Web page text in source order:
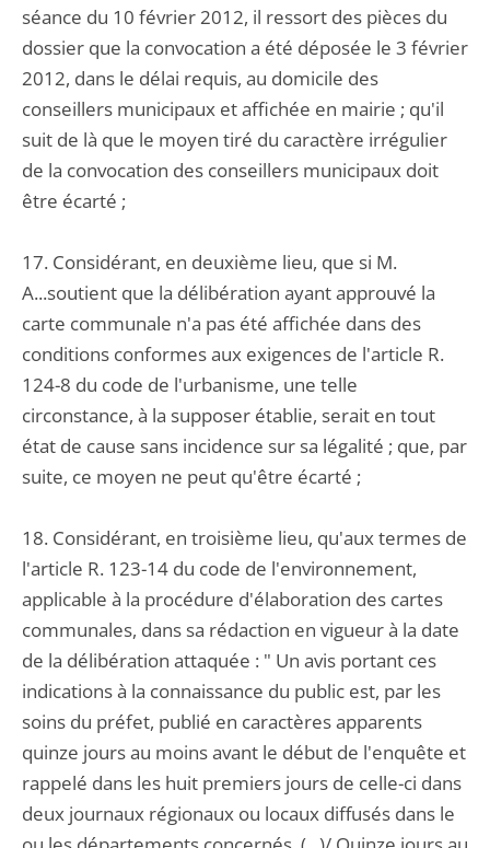
séance du 10 février 2012, il ressort des pièces du
dossier que la convocation a été déposée le 3 février
2012, dans le délai requis, au domicile des
conseillers municipaux et affichée en mairie ; qu'il
suit de là que le moyen tiré du caractère irrégulier
de la convocation des conseillers municipaux doit
être écarté ;
17. Considérant, en deuxième lieu, que si M.
A...soutient que la délibération ayant approuvé la
carte communale n'a pas été affichée dans des
conditions conformes aux exigences de l'article R.
124-8 du code de l'urbanisme, une telle
circonstance, à la supposer établie, serait en tout
état de cause sans incidence sur sa légalité ; que, par
suite, ce moyen ne peut qu'être écarté ;
18. Considérant, en troisième lieu, qu'aux termes de
l'article R. 123-14 du code de l'environnement,
applicable à la procédure d'élaboration des cartes
communales, dans sa rédaction en vigueur à la date
de la délibération attaquée : " Un avis portant ces
indications à la connaissance du public est, par les
soins du préfet, publié en caractères apparents
quinze jours au moins avant le début de l'enquête et
rappelé dans les huit premiers jours de celle-ci dans
deux journaux régionaux ou locaux diffusés dans le